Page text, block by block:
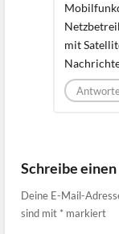
mit
Schreibe
Deine E-Mail-
sind mit * markiert